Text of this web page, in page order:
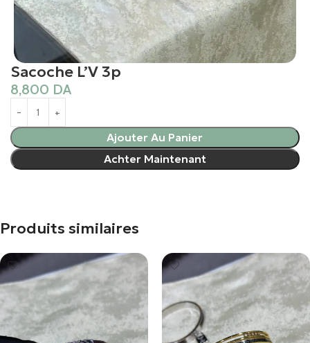
Sacoche L’V 3p
8,800 DA
Ajouter Au Panier
Achter Maintenant
Produits similaires